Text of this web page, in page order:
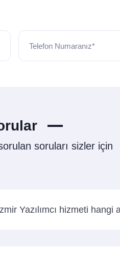
Telefon Numaranız*
soruları sizler için
Yazılımcı hizmeti hangi